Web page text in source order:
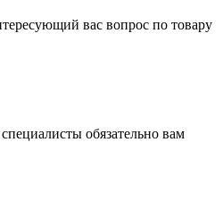
вас вопрос по товару
обязательно вам